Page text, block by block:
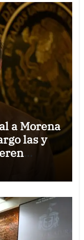
a Morena
las y